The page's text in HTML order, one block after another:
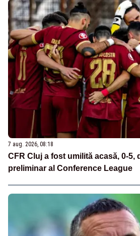
7 aug. 2026, 08:18
CFR Cluj a fost umilită acasă, 0-5,
preliminar al Conference League